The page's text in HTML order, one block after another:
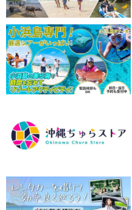
最美丽的珊瑚礁之一。甚至被指
浮潜☆，享受海底世界。